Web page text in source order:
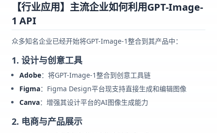
【行业应用】主流企业如何利用GPT-Image-
1 API
众多知名企业已经开始将GPT-Image-1整合到其产品中：
1. 设计与创意工具
Adobe：将GPT-Image-1整合到创意工具链
Figma：Figma Design平台现支持直接生成和编辑图像
Canva：增强其设计平台的AI图像生成能力
2. 电商与产品展示